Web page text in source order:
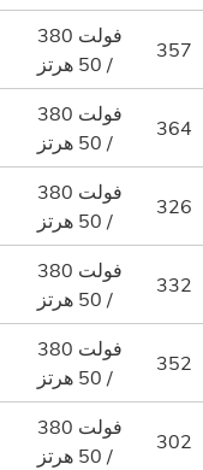
380 فولت
/ 50 هرتز
357
380 فولت
/ 50 هرتز
364
380 فولت
/ 50 هرتز
326
380 فولت
/ 50 هرتز
332
380 فولت
/ 50 هرتز
352
380 فولت
/ 50 هرتز
302